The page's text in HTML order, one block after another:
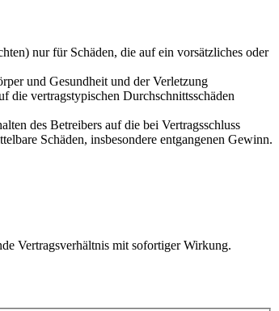
nur für Schäden, die auf ein vorsätzliches oder
und Gesundheit und der Verletzung
die vertragstypischen Durchschnittsschäden
des Betreibers auf die bei Vertragsschluss
Schäden, insbesondere entgangenen Gewinn.
Vertragsverhältnis mit sofortiger Wirkung.